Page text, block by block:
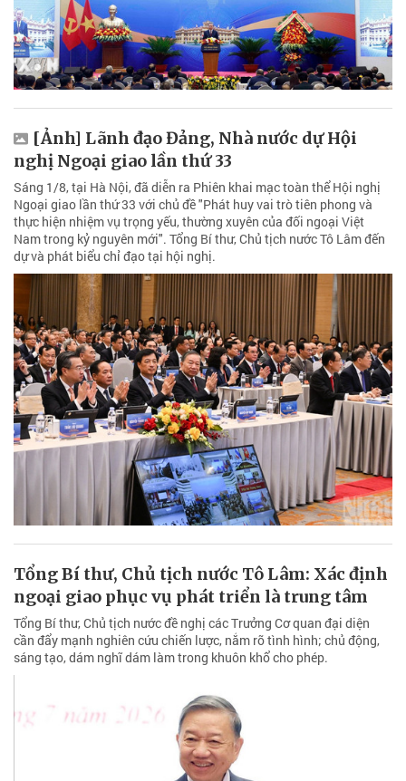
[Ảnh] Lãnh đạo Đảng, Nhà nước dự Hội
nghị Ngoại giao lần thứ 33
Sáng 1/8, tại Hà Nội, đã diễn ra Phiên khai mạc toàn thể Hội nghị
Ngoại giao lần thứ 33 với chủ đề "Phát huy vai trò tiên phong và
thực hiện nhiệm vụ trọng yếu, thường xuyên của đối ngoại Việt
Nam trong kỷ nguyên mới". Tổng Bí thư, Chủ tịch nước Tô Lâm đến
dự và phát biểu chỉ đạo tại hội nghị.
Tổng Bí thư, Chủ tịch nước Tô Lâm: Xác định
ngoại giao phục vụ phát triển là trung tâm
Tổng Bí thư, Chủ tịch nước đề nghị các Trưởng Cơ quan đại diện
cần đẩy mạnh nghiên cứu chiến lược, nắm rõ tình hình; chủ động,
sáng tạo, dám nghĩ dám làm trong khuôn khổ cho phép.